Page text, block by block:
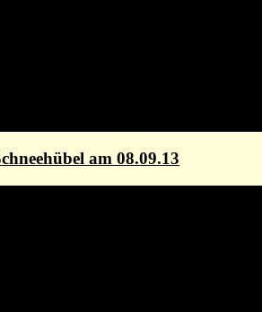
am 08.09.13